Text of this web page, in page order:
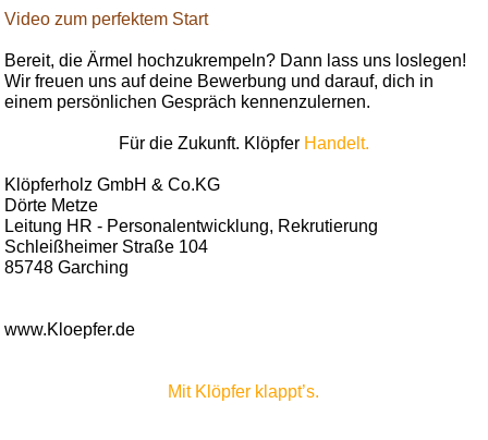
Video zum perfektem Start
Bereit, die Ärmel hochzukrempeln? Dann lass uns loslegen!
Wir freuen uns auf deine Bewerbung und darauf, dich in
einem persönlichen Gespräch kennenzulernen.
Für die Zukunft. Klöpfer Handelt.
Klöpferholz GmbH & Co.KG
Dörte Metze
Leitung HR - Personalentwicklung, Rekrutierung
Schleißheimer Straße 104
85748 Garching
www.Kloepfer.de
Mit Klöpfer klappt’s.